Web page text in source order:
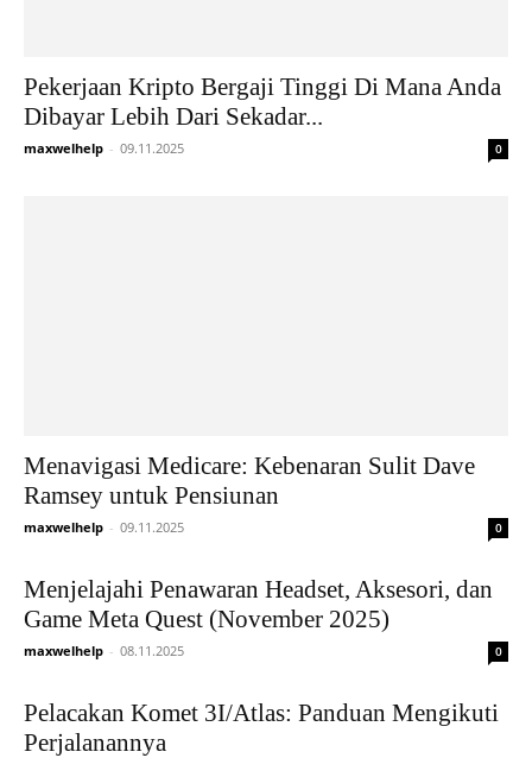
Pekerjaan Kripto Bergaji Tinggi Di Mana Anda
Dibayar Lebih Dari Sekadar...
maxwelhelp - 09.11.2025 0
Menavigasi Medicare: Kebenaran Sulit Dave
Ramsey untuk Pensiunan
maxwelhelp - 09.11.2025 0
Menjelajahi Penawaran Headset, Aksesori, dan
Game Meta Quest (November 2025)
maxwelhelp - 08.11.2025 0
Pelacakan Komet 3I/Atlas: Panduan Mengikuti
Perjalanannya